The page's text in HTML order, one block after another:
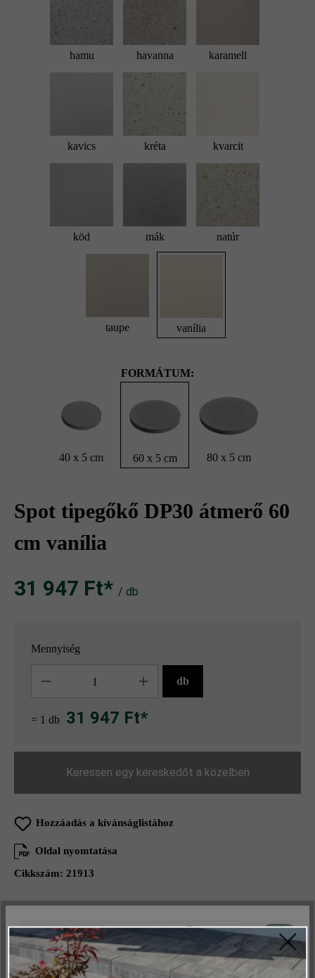
hamu havanna karamell
kavics kréta kvarcit
köd mák natúr
taupe vanília
FORMÁTUM:
40 x 5 cm 60 x 5 cm 80 x 5 cm
Spot tipegőkő DP30 átmerő 60
cm vanília
31 947 Ft‎‎‎* / db
Mennyiség
db
= 1 db 31 947 Ft*
Keressen egy kereskedőt a közelben
Hozzáadás a kívánságlistához
Oldal nyomtatása
Cikkszám: 21913
Termékleírás
Műszakilag és működéshez szükséges Aktív
Marketing Inaktív